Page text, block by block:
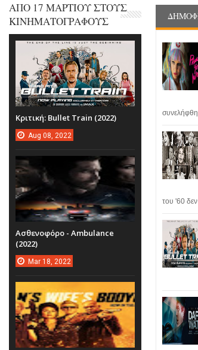
συνελήφθη,
του '60
ΑΠΟ 17 ΜΑΡΤΙΟΥ ΣΤΟΥΣ
ΚΙΝΗΜΑΤΟΓΡΑΦΟΥΣ
Κριτική: Bullet Train (2022)
Aug 08, 2022
Ασθενοφόρο - Ambulance
(2022)
Mar 18, 2022